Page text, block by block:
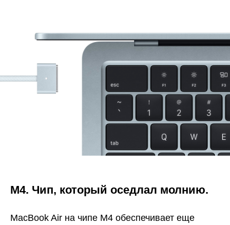
М4. Чип, который оседлал молнию.
MacBook Air на чипе M4 обеспечивает еще